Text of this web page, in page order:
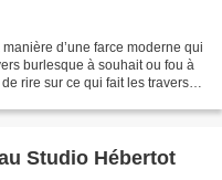
d’une farce moderne qui
burlesque à souhait ou fou à
rire sur ce qui fait les travers
Studio Hébertot